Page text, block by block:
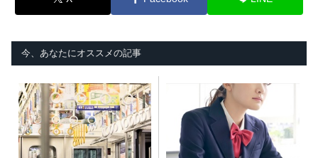
今、あなたにオススメの記事